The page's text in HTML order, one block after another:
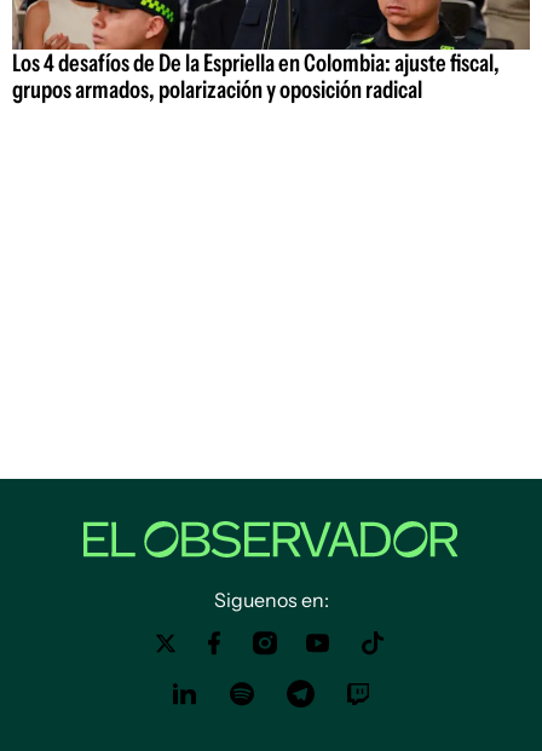
Los 4 desafíos de De la Espriella en Colombia: ajuste fiscal,
grupos armados, polarización y oposición radical
Siguenos en: